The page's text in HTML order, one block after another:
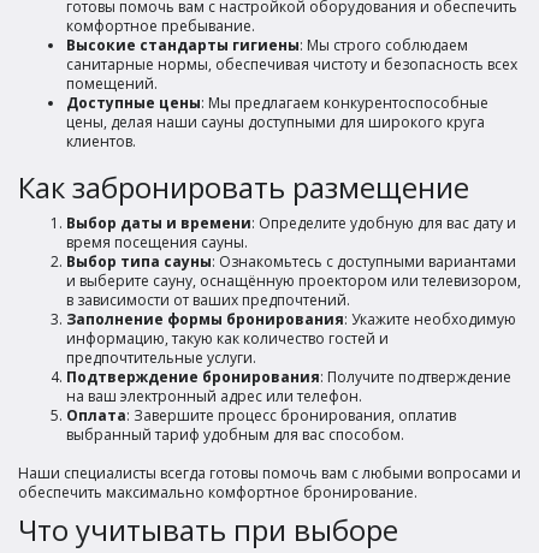
готовы помочь вам с настройкой оборудования и обеспечить
комфортное пребывание.
Высокие стандарты гигиены: Мы строго соблюдаем
санитарные нормы, обеспечивая чистоту и безопасность всех
помещений.
Доступные цены: Мы предлагаем конкурентоспособные
цены, делая наши сауны доступными для широкого круга
клиентов.
Как забронировать размещение
Выбор даты и времени: Определите удобную для вас дату и
время посещения сауны.
Выбор типа сауны: Ознакомьтесь с доступными вариантами
и выберите сауну, оснащённую проектором или телевизором,
в зависимости от ваших предпочтений.
Заполнение формы бронирования: Укажите необходимую
информацию, такую как количество гостей и
предпочтительные услуги.
Подтверждение бронирования: Получите подтверждение
на ваш электронный адрес или телефон.
Оплата: Завершите процесс бронирования, оплатив
выбранный тариф удобным для вас способом.
Наши специалисты всегда готовы помочь вам с любыми вопросами и
обеспечить максимально комфортное бронирование.
Что учитывать при выборе